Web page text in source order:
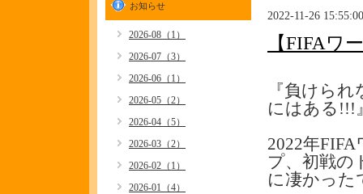
2022-11-26 15:55:00
【FIFAワ
『負けら
にはある!!!
2022年
プ、初戦の
に凄かった
お知らせ
2026-08（1）
2026-07（3）
2026-06（1）
2026-05（2）
2026-04（5）
2026-03（2）
2026-02（1）
2026-01（4）